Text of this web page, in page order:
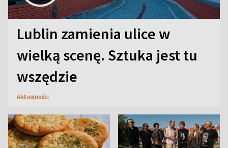
Lublin zamienia ulice w
wielką scenę. Sztuka jest tu
wszędzie
Aktualności